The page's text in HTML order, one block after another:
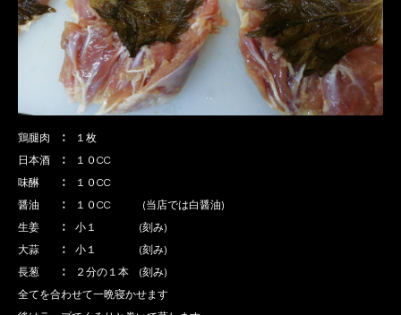
鶏腿肉 ∶ １枚
日本酒 ∶ １０CC
味醂 ∶ １０CC
醤油 ∶ １０CC (当店では白醤油)
生姜 ∶ 小１ (刻み)
大蒜 ∶ 小１ (刻み)
長葱 ∶ ２分の１本 (刻み)
全てを合わせて一晩寝かせます